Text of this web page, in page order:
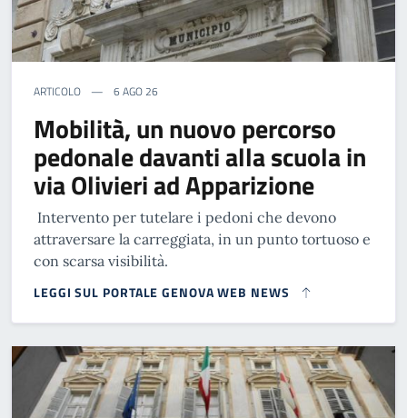
ARTICOLO 6 AGO 26
Mobilità, un nuovo percorso
pedonale davanti alla scuola in
via Olivieri ad Apparizione
Intervento per tutelare i pedoni che devono
attraversare la carreggiata, in un punto tortuoso e
con scarsa visibilità.
LEGGI SUL PORTALE GENOVA WEB NEWS